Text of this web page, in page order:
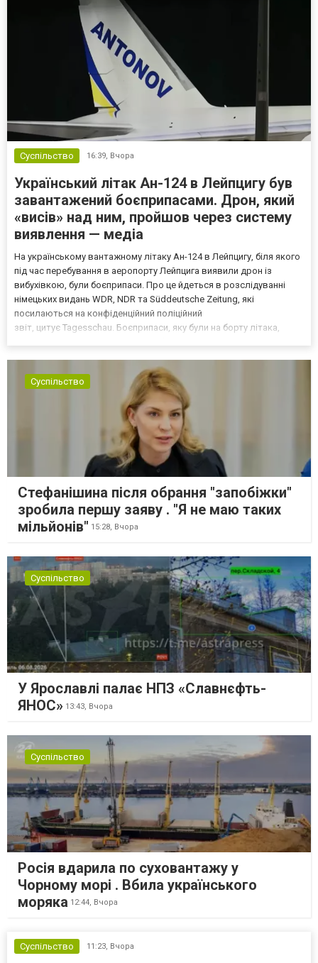
Суспільство 16:39, Вчора
Український літак Ан-124 в Лейпцигу був
завантажений боєприпасами. Дрон, який
«висів» над ним, пройшов через систему
виявлення — медіа
На українському вантажному літаку Ан-124 в Лейпцигу, біля якого
під час перебування в аеропорту Лейпцига виявили дрон із
вибухівкою, були боєприпаси. Про це йдеться в розслідуванні
німецьких видань WDR, NDR та Süddeutsche Zeitung, які
посилаються на конфіденційний поліційний
звіт, цитує Tagesschau. Боєприпаси, яку були на борту літака,
Суспільство
Стефанішина після обрання "запобіжки"
зробила першу заяву . "Я не маю таких
мільйонів" 15:28, Вчора
Суспільство
У Ярославлі палає НПЗ «Славнєфть-
ЯНОС» 13:43, Вчора
Суспільство
Росія вдарила по суховантажу у
Чорному морі . Вбила українського
моряка 12:44, Вчора
Суспільство 11:23, Вчора